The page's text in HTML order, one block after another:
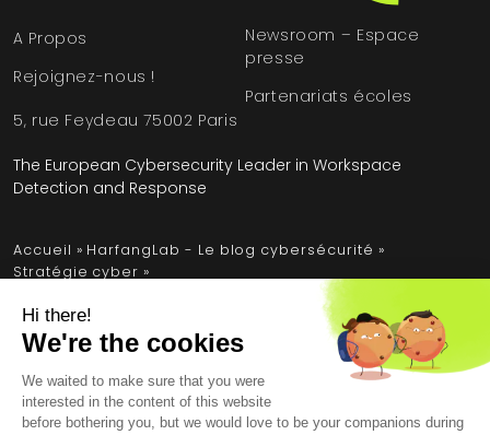
A Propos
Rejoignez-nous !
Newsroom – Espace
presse
Partenariats écoles
5, rue Feydeau 75002 Paris
The European Cybersecurity Leader in Workspace
Detection and Response
Accueil » HarfangLab - Le blog cybersécurité »
Stratégie cyber »
Comment les solutions de cybersécurité gèrent leurs
propres vulnérabilités
Mentions légales